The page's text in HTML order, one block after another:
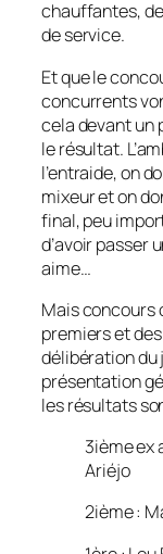
chauffantes,
de service.
Et que le
concurrents
cela devant un
le résultat.
l’entraide, on
mixeur et on
final, peu
d’avoir passer
aime…
Mais concours
premiers et
délibération du
présentation
les résultats
3ième ex
Ariéjo
2ième :